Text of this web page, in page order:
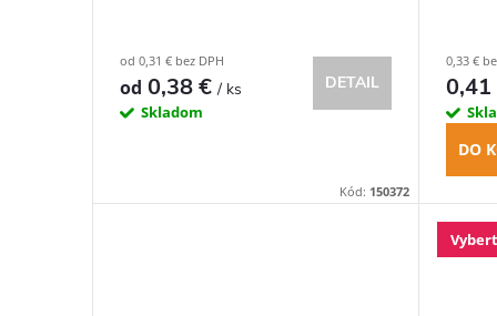
v
t
od 0,31 € bez DPH
od 0,38 €/ ks
Skladom
DETAIL
Kód: 150372
0,33 €
DO